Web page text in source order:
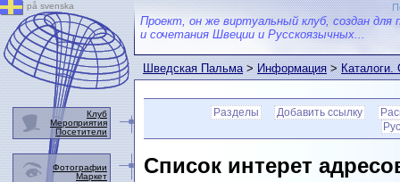
Проект, он же виртуальный клуб, создан для
и сочетания Швеции и Русскоязычных...
Шведская Пальма>Информация>Каталоги.
запросу.
Разделы Добавить ссылку
Список интерет
på svenska
Клуб
Мероприятия
Посетители
Фотографии
Маркет